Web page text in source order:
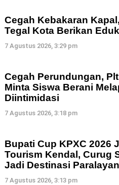
Cegah Kebakaran
Tegal Kota Berikan
7 Agustus 2026, 3:29 pm
Cegah Perundungan,
Minta Siswa Berani
Diintimidasi
7 Agustus 2026, 3:18 pm
Bupati Cup KPXC 2026
Tourism Kendal, Curug
Jadi Destinasi
7 Agustus 2026, 3:13 pm